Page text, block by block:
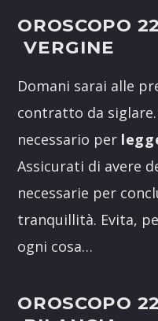
OROSCOPO
VERGINE
Domani sarai alle
contratto da
necessario per
Assicurati di avere
necessarie per
tranquillità. Evita,
ogni cosa…
OROSCOPO